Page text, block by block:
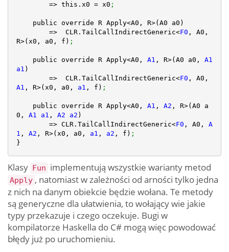
        => this.x0 = x0
;
        =>  CLR.TailCallIndirectGeneric<
F0 , A0,
R>(x0, a0, f) ;
    public override R Apply<A0,
A1 , R>(A0 a0, A1
a1 )
        =>  CLR.TailCallIndirectGeneric<
F0
A1 , R>(x0, a0, a1 , f) ;
    public override R Apply<A0,
A1 , A2 , R>(A0 a
0, A1 a1 , A2 a2 )
        => CLR.TailCallIndirectGeneric<
F0 , A0, A
1 , A2 , R>(x0, a0, a1 , a2 , f) ;
Klasy Fun implementują wszystkie warianty metod
Apply , natomiast w zależności od arności tylko jedna
z nich na danym obiekcie będzie wołana. Te metody
są generyczne dla ułatwienia, to wołający wie jakie
typy przekazuje i czego oczekuje. Bugi w
kompilatorze Haskella do C# mogą więc powodować
błędy już po uruchomieniu.